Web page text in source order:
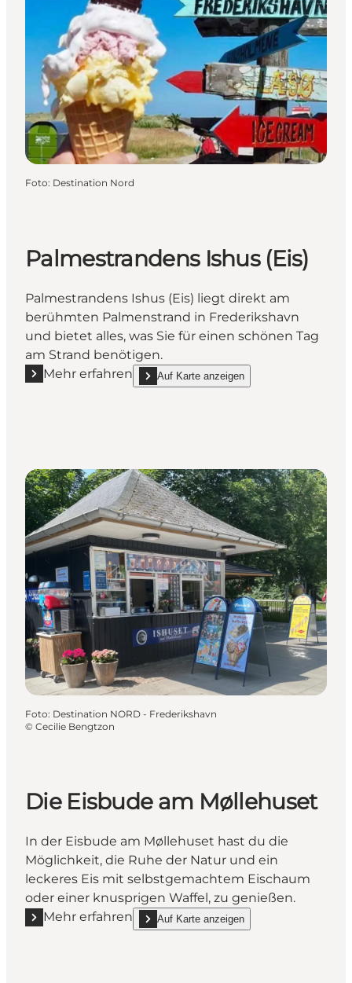
Foto: Destination Nord
Palmestrandens Ishus (Eis)
Palmestrandens Ishus (Eis) liegt direkt am
berühmten Palmenstrand in Frederikshavn
und bietet alles, was Sie für einen schönen Tag
am Strand benötigen.
Mehr erfahren
Mehr erfahren "Palmestrandens Ishus (Eis)"
Auf Karte anzeigen
show Palmestrandens Ishus (Eis) on_map
Foto: Destination NORD - Frederikshavn
© Cecilie Bengtzon
Die Eisbude am Møllehuset
In der Eisbude am Møllehuset hast du die
Möglichkeit, die Ruhe der Natur und ein
leckeres Eis mit selbstgemachtem Eischaum
oder einer knusprigen Waffel, zu genießen.
Mehr erfahren
Mehr erfahren "Die Eisbude am Møllehuset"
Auf Karte anzeigen
show Die Eisbude am Møllehuset on_map